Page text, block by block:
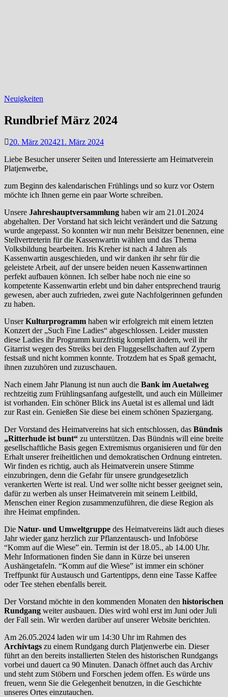
Neuigkeiten
Rundbrief März 2024
20. März 202421. März 2024
Liebe Besucher unserer Seiten und Interessierte am Heimatverein
Platjenwerbe,
zum Beginn des kalendarischen Frühlings und so kurz vor Ostern
möchte ich Ihnen gerne ein paar Worte schreiben.
Unsere Jahreshauptversammlung haben wir am 21.01.2024
abgehalten. Der Vorstand hat sich leicht verändert und die Satzung
wurde angepasst. So konnten wir nun mehr Beisitzer benennen, eine
Stellvertreterin für die Kassenwartin wählen und das Thema
Volksbildung bearbeiten. Iris Kreher ist nach 4 Jahren als
Kassenwartin ausgeschieden, und wir danken ihr sehr für die
geleistete Arbeit, auf der unsere beiden neuen Kassenwartinnen
perfekt aufbauen können. Ich selber habe noch nie eine so
kompetente Kassenwartin erlebt und bin daher entsprechend traurig
gewesen, aber auch zufrieden, zwei gute Nachfolgerinnen gefunden
zu haben.
UnserKulturprogramm haben wir erfolgreich mit einem letzten
Konzert der „Such Fine Ladies“ abgeschlossen. Leider mussten
diese Ladies ihr Programm kurzfristig komplett ändern, weil ihr
Gitarrist wegen des Streiks bei den Fluggesellschaften auf Zypern
festsaß und nicht kommen konnte. Trotzdem hat es Spaß gemacht,
ihnen zuzuhören und zuzuschauen.
Nach einem Jahr Planung ist nun auch die Bank im Auetalweg
rechtzeitig zum Frühlingsanfang aufgestellt, und auch ein Mülleimer
ist vorhanden. Ein schöner Blick ins Auetal ist es allemal und lädt
zur Rast ein. Genießen Sie diese bei einem schönen Spaziergang.
Der Vorstand des Heimatvereins hat sich entschlossen, das Bündnis
„Ritterhude ist bunt“ zu unterstützen. Das Bündnis will eine breite
gesellschaftliche Basis gegen Extremismus organisieren und für den
Erhalt unserer freiheitlichen und demokratischen Ordnung eintreten.
Wir finden es richtig, auch als Heimatverein unsere Stimme
einzubringen, denn die Gefahr für unsere grundgesetzlich
verankerten Werte ist real. Und wer sollte nicht besser geeignet sein,
dafür zu werben als unser Heimatverein mit seinem Leitbild,
Menschen einer Region zusammenzuführen, die diese Region als
ihre Heimat empfinden.
Die Natur- und Umweltgruppe des Heimatvereins lädt auch dieses
Jahr wieder ganz herzlich zur Pflanzentausch- und Infobörse
“Komm auf die Wiese” ein. Termin ist der 18.05., ab 14.00 Uhr.
Mehr Informationen finden Sie dann in Kürze bei unseren
Aushängetafeln. “Komm auf die Wiese” ist immer ein schöner
Treffpunkt für Austausch und Gartentipps, denn eine Tasse Kaffee
oder Tee stehen ebenfalls bereit.
Der Vorstand möchte in den kommenden Monaten den historischen
Rundgang weiter ausbauen. Dies wird wohl erst im Juni oder Juli
der Fall sein. Wir werden darüber auf unserer Website berichten.
Am 26.05.2024 laden wir um 14:30 Uhr im Rahmen des
Archivtags zu einem Rundgang durch Platjenwerbe ein. Dieser
führt an den bereits installierten Stelen des historischen Rundgangs
vorbei und dauert ca 90 Minuten. Danach öffnet auch das Archiv
und steht zum Stöbern und Forschen jedem offen. Es würde uns
freuen, wenn Sie die Gelegenheit benutzen, in die Geschichte
unseres Ortes einzutauchen.